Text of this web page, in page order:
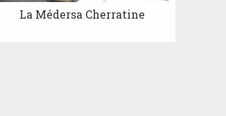
La Médersa Cherratine